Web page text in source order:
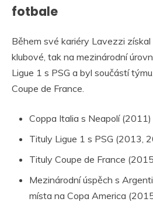
fotbale
Během své kariéry Lavezzi získal
klubové, tak na mezinárodní
Ligue 1 s PSG a byl součástí
Coupe de France.
Coppa Italia s Neapolí (2011)
Tituly Ligue 1 s PSG (2013,
Tituly Coupe de France
Mezinárodní úspěch s
místa na Copa America